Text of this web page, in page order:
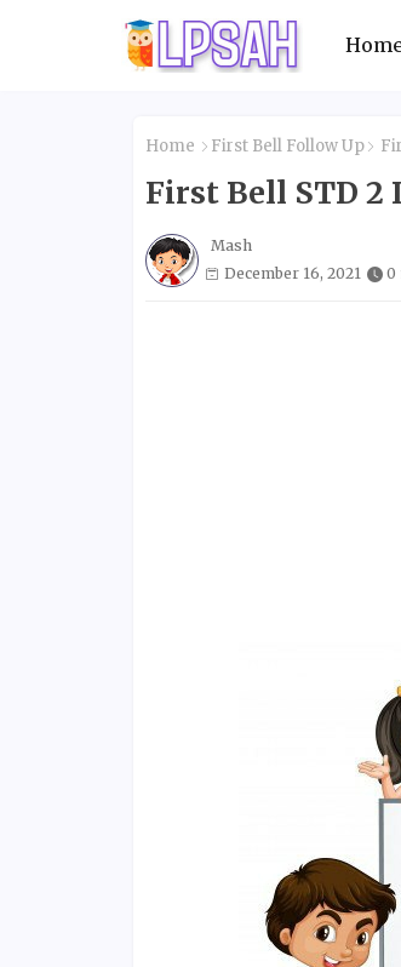
Home First Bell Follow Up
First Bell STD 2
Mash
December 16, 2021
0